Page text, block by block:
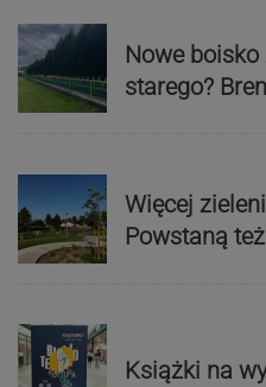
Nowe
starego?
Więcej
Powstaną
Książki na